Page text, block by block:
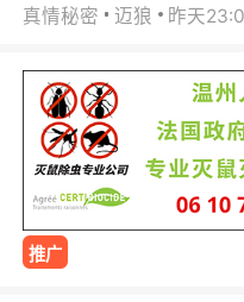
真情秘密 迈狼 昨天
推广